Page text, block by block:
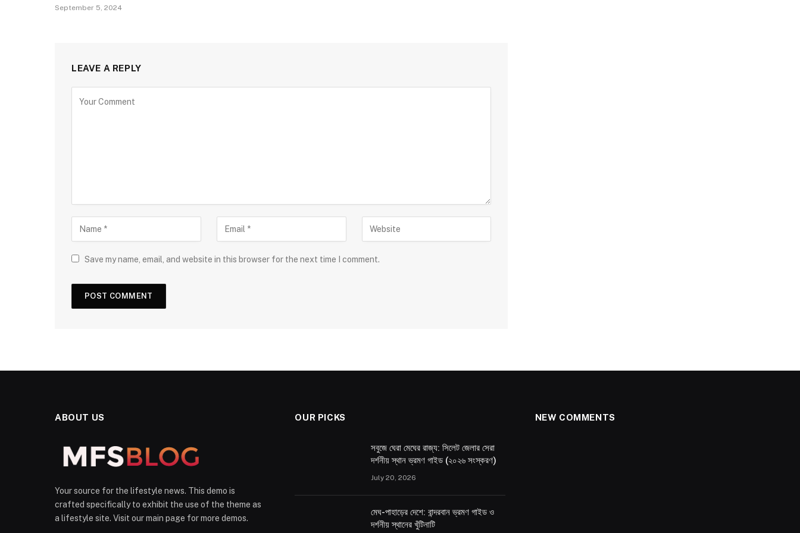
September 5, 2024
LEAVE A REPLY
Save my name, email, and website in this browser for the next time I comment.
ABOUT US
Your source for the lifestyle news. This demo is
crafted specifically to exhibit the use of the theme as
a lifestyle site. Visit our main page for more demos.
OUR PICKS
সবুজে ঘেরা মেঘের রাজ্য: সিলেট জেলার সেরা
দর্শনীয় স্থান ভ্রমণ গাইড (২০২৬ সংস্করণ)
July 20, 2026
মেঘ-পাহাড়ের দেশে: বান্দরবান ভ্রমণ গাইড ও
দর্শনীয় স্থানের খুঁটিনাটি
NEW COMMENTS